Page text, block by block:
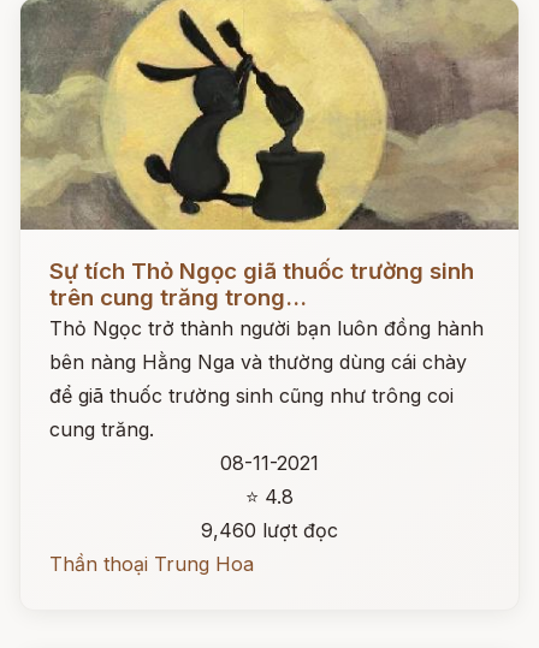
Sự tích Thỏ Ngọc giã thuốc trường sinh
trên cung trăng trong...
Thỏ Ngọc trở thành người bạn luôn đồng hành
bên nàng Hằng Nga và thường dùng cái chày
để giã thuốc trường sinh cũng như trông coi
cung trăng.
08-11-2021
⭐ 4.8
9,460 lượt đọc
Thần thoại Trung Hoa